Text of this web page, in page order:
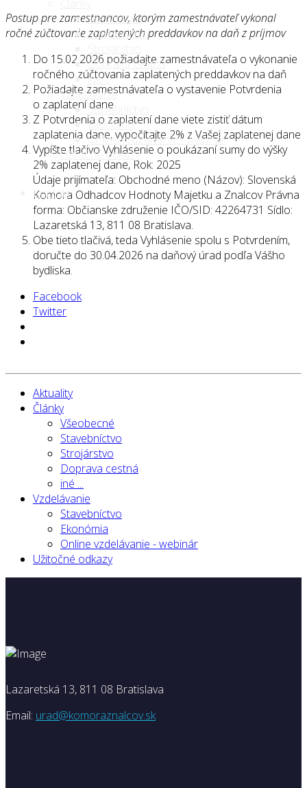
Všeobecné
Stavebníctvo
Doprava cestná
iné ...
Vzdelávanie
Stavebníctvo
Ekonómia
Online vzdelávanie - webinár
Užitočné odkazy
Kontakt
Postup pre zamestnancov, ktorým zamestnávateľ vykonal
ročné zúčtovanie zaplatených preddavkov na daň z príjmov
Do 15.02.2026 požiadajte zamestnávateľa o vykonanie
ročného zúčtovania zaplatených preddavkov na daň
Požiadajte zamestnávateľa o vystavenie Potvrdenia
o zaplatení dane
Z Potvrdenia o zaplatení dane viete zistiť dátum
zaplatenia dane, vypočítajte 2% z Vašej zaplatenej dane
Vypíšte tlačivo Vyhlásenie o poukázaní sumy do výšky
2% zaplatenej dane, Rok: 2025
Údaje prijímateľa: Obchodné meno (Názov): Slovenská
Komora Odhadcov Hodnoty Majetku a Znalcov Právna
forma: Občianske združenie IČO/SID: 42264731 Sídlo:
Lazaretská 13, 811 08 Bratislava.
Obe tieto tlačivá, teda Vyhlásenie spolu s Potvrdením,
doručte do 30.04.2026 na daňový úrad podľa Vášho
bydliska.
Facebook
Twitter
Aktuality
Články
Všeobecné
Stavebníctvo
Strojárstvo
Doprava cestná
iné ...
Vzdelávanie
Stavebníctvo
Ekonómia
Online vzdelávanie - webinár
Užitočné odkazy
Lazaretská 13, 811 08 Bratislava
Email: urad@komoraznalcov.sk